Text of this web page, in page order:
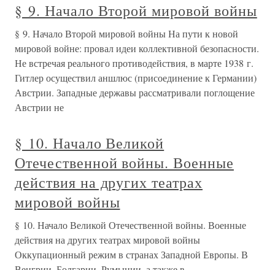
§ 9. Начало Второй мировой войны
§ 9. Начало Второй мировой войны На пути к новой
мировой войне: провал идеи коллективной безопасности.
Не встречая реального противодействия, в марте 1938 г.
Гитлер осуществил аншлюс (присоединение к Германии)
Австрии. Западные державы рассматривали поглощение
Австрии не
§ 10. Начало Великой
Отечественной войны. Военные
действия на других театрах
мировой войны
§ 10. Начало Великой Отечественной войны. Военные
действия на других театрах мировой войны
Оккупационный режим в странах Западной Европы. В